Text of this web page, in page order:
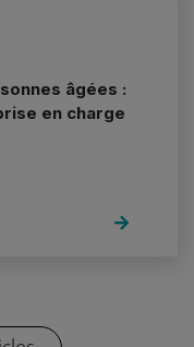
âgées :
en charge